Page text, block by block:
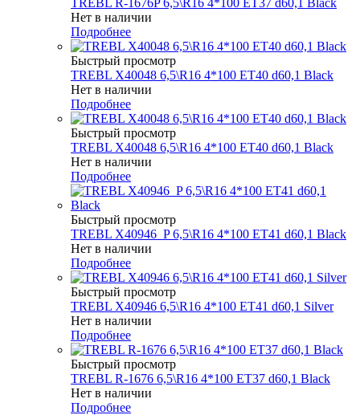
Нет в наличии
Подробнее
Быстрый просмотр
TREBL X40048 6,5\R16 4*100 ET40 d60,1 Black
Нет в наличии
Подробнее
Быстрый просмотр
TREBL X40048 6,5\R16 4*100 ET40 d60,1 Black
Нет в наличии
Подробнее
Быстрый просмотр
TREBL X40946_P 6,5\R16 4*100 ET41 d60,1 Black
Нет в наличии
Подробнее
Быстрый просмотр
TREBL X40946 6,5\R16 4*100 ET41 d60,1 Silver
Нет в наличии
Подробнее
Быстрый просмотр
TREBL R-1676 6,5\R16 4*100 ET37 d60,1 Black
Нет в наличии
Подробнее